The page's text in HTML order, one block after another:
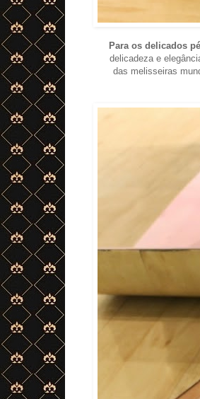
Para os delicados
delicadeza e
das melisseiras